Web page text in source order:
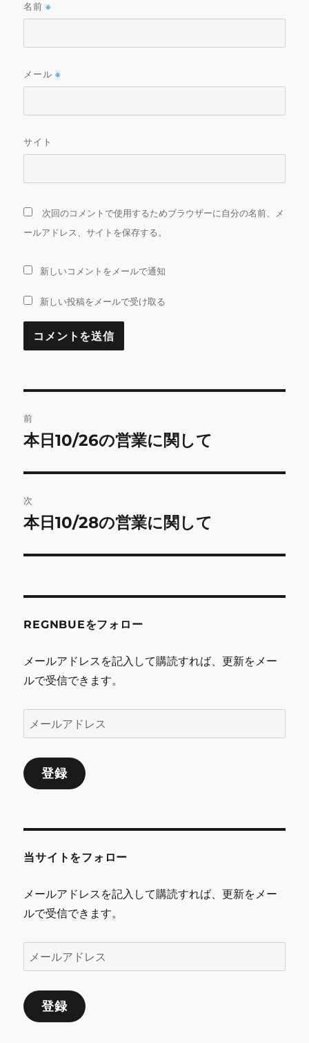
名前※
メール※
サイト
次回のコメントで使用するためブラウザーに自分の名前、メ
ールアドレス、サイトを保存する。
新しいコメントをメールで通知
新しい投稿をメールで受け取る
稿
ビ
ゲ
ー
前
前
投
稿:
本日10/26の営業に関して
次
次
投
本日10/28の営業に関して
REGNBUEをフォロー
メールアドレスを記入して購読すれば、更新をメー
ルで受信できます。
ー
ル
ア
ス
登録
当サイトをフォロー
メールアドレスを記入して購読すれば、更新をメー
ルで受信できます。
ー
ル
ア
登録